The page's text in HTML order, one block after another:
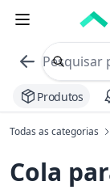
commerce
Produtos
Todas as categorias
Cola